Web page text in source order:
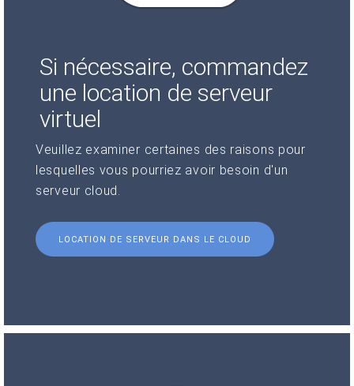
Si nécessaire, commandez
une location de serveur
virtuel
Veuillez examiner certaines des raisons pour
lesquelles vous pourriez avoir besoin d'un
serveur cloud.
LOCATION DE SERVEUR DANS LE CLOUD